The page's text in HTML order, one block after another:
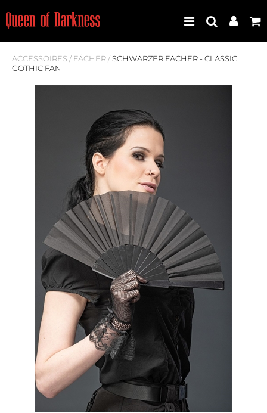
Neuheiten
Frauen
Männer
Plus Size
Store Leipzig
Accessoires
Sale
Gutscheine
ACCESSOIRES / FÄCHER/SCHWARZER FÄCHER - CLASSIC
GOTHIC FAN